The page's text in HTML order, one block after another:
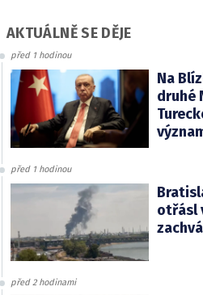
AKTUÁLNĚ SE DĚJE
před 1 hodinou
Na
druhé
před 1 hodinou
otřásl
před 2 hodinami